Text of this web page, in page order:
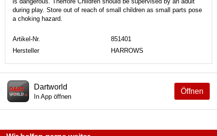
during play. Store out of reach of small children as small parts pose
a choking hazard.
Artikel-Nr.
851401
Hersteller
HARROWS
Öffnen
Dartworld
In App öffnen